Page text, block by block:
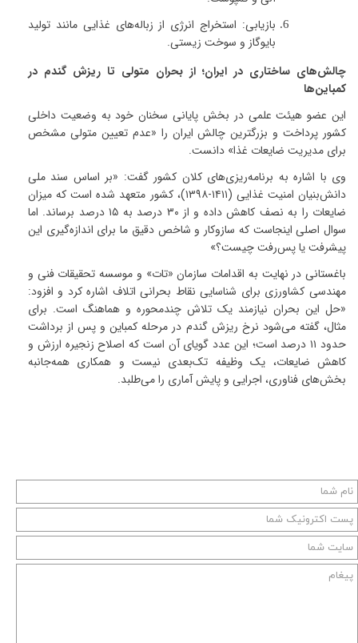
بازیابی: استخراج انرژی از زباله‌های غذایی مانند تولید
بایوگاز و سوخت زیستی.
چالش‌های ساختاری در ایران؛ از بحران متولی تا ریزش گندم در
کمباین‌ها
این عضو هیئت علمی در بخش پایانی سخنان خود به وضعیت داخلی
کشور پرداخت و بزرگترین چالش ایران را «عدم تعیین متولی مشخص
برای مدیریت ضایعات غذا» دانست.
وی با اشاره به برنامه‌ریزی‌های کلان کشور گفت: «بر اساس سند ملی
دانش‌بنیان امنیت غذایی (۱۴۱۱-۱۳۹۸)
، کشور متعهد شده است که میزان
ضایعات را به نصف کاهش داده و از ۳۰ درصد به ۱۵درصد برساند. اما
سوال اصلی اینجاست که سازوکار و شاخص دقیق ما برای اندازه‌گیری این
پیشرفت یا پس‌رفت چیست؟»
باغستانی در نهایت به اقدامات سازمان «تات» و موسسه تحقیقات فنی و
مهندسی کشاورزی برای شناسایی نقاط بحرانی اتلاف اشاره کرد و افزود:
«حل این بحران نیازمند یک تلاش چندمحوره و هماهنگ است. برای
مثال، گفته می‌شود نرخ ریزش گندم در مرحله کمباین و پس از برداشت
حدود ۱۱درصد است؛ این عدد گویای آن است که اصلاح زنجیره ارزش و
کاهش ضایعات، یک وظیفه تک‌بعدی نیست و همکاری همه‌جانبه
بخش‌های فناوری، اجرایی و پایش آماری را می‌طلبد.